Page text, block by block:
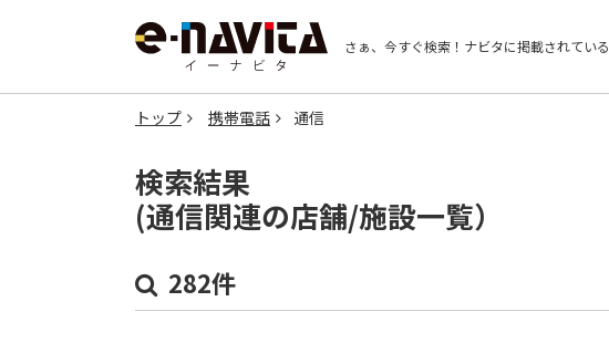
さぁ、今すぐ検索！ ナビタに掲載されている
トップ 携帯電話 通信
検索結果
(通信関連の店舗/施設一覧）
282件